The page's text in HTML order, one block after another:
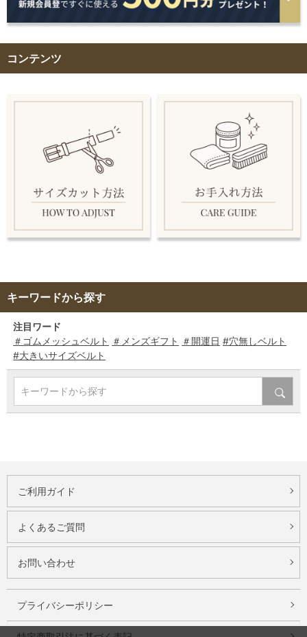
コンテンツ
キーワードから探す
注目ワード
＃ゴムメッシュベルト ＃メンズギフト ＃開運日 #穴無しベルト
#大きいサイズベルト
キーワードから探す
ご利用ガイド
よくあるご質問
お問い合わせ
プライバシーポリシー